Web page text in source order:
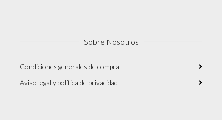
Sobre Nosotros
Condiciones generales de compra
Aviso legal y política de privacidad